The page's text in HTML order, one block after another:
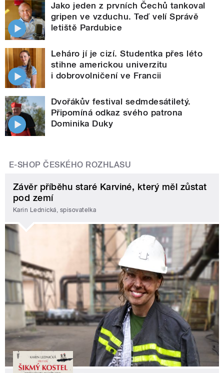
Jako jeden z prvních Čechů tankoval
gripen ve vzduchu. Teď velí Správě
letiště Pardubice
Leháro jí je cizí. Studentka přes léto
stihne americkou univerzitu
i dobrovolničení ve Francii
Dvořákův festival sedmdesátiletý.
Připomíná odkaz svého patrona
Dominika Duky
E-SHOP ČESKÉHO ROZHLASU
Závěr příběhu staré Karviné, který měl zůstat
pod zemí
Karin Lednická, spisovatelka